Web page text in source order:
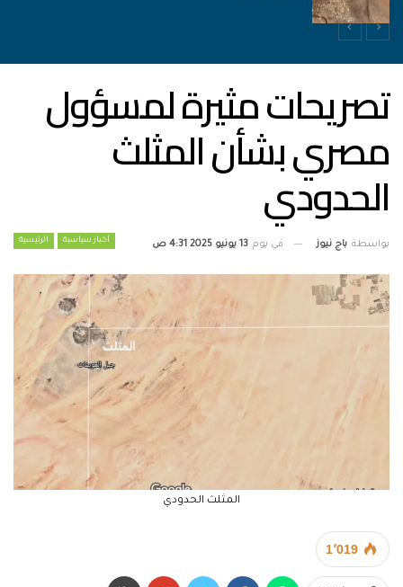
تصريحات مثيرة لمسؤول
مصري بشأن المثلث
الحدودي
أخبار سياسية الرئيسية بواسطة باج نيوز في يوم 13 يونيو 2025 4:31 ص
المثلث الحدودي
1٬019